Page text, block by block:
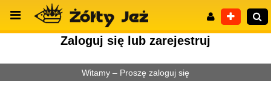
Zaloguj się lub zarejestruj
Witamy – Proszę zaloguj się